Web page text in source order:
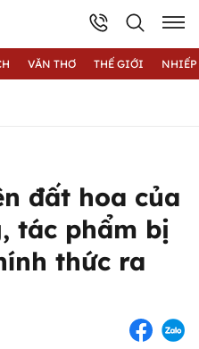
VĂN THƠ THẾ GIỚI
đất hoa của
tác phẩm bị
thức ra